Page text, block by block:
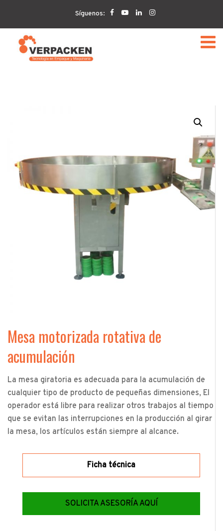
Síguenos:
Mesa motorizada rotativa de
acumulación
La mesa giratoria es adecuada para la acumulación de
cualquier tipo de producto de pequeñas dimensiones, El
operador está libre para realizar otros trabajos al tiempo
que se evitan las interrupciones en la producción al girar
la mesa, los artículos están siempre al alcance.
Ficha técnica
SOLICITA ASESORÍA AQUÍ